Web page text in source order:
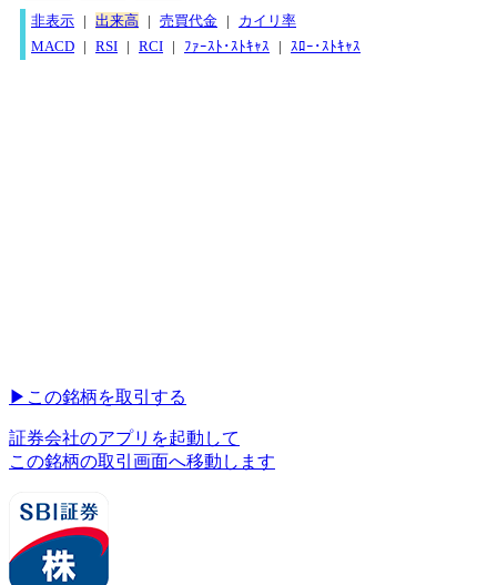
非表示 | 出来高 | 売買代金 |
カイリ率
MACD | RSI | RCI | ﾌｧｰｽﾄ･ｽﾄｷｬｽ | ｽﾛｰ･ｽﾄｷｬｽ
▶︎ この銘柄を取引する
証券会社のアプリを起動して
この銘柄の取引画面へ移動します